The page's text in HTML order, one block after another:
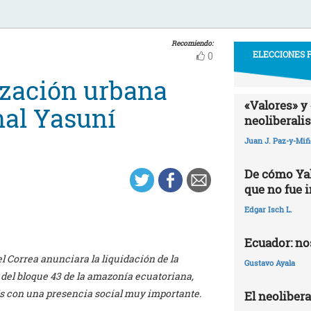
Recomiendo:
0
urbana
Yasuní
Correa anunciara la liquidación de la
bloque 43 de la amazonía ecuatoriana,
con una presencia social muy importante.
ELECCIONES
«Valores»
Juan J. Paz-y-
De cómo
que no fue
Edgar Isch L.
Ecuador:
Gustavo Ayala
El